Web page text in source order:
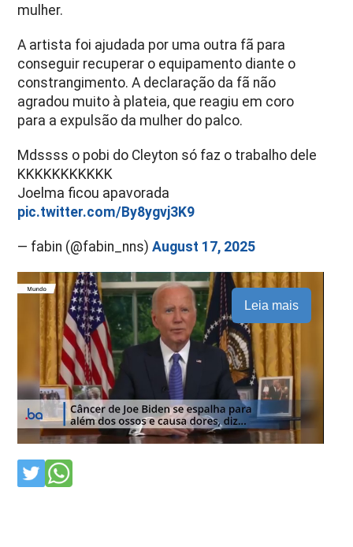
mulher.
A artista foi ajudada por uma outra fã para
conseguir recuperar o equipamento diante o
constrangimento.A declaração da fã não
agradou muito à plateia, que reagiu em coro
para a expulsão da mulher do palco.
Mdssss o pobi do Cleyton só faz o trabalho dele
KKKKKKKKKKK
Joelma ficou apavorada
pic.twitter.com/By8ygvj3K9
— fabin (@fabin_nns)August 17, 2025
Leia mais